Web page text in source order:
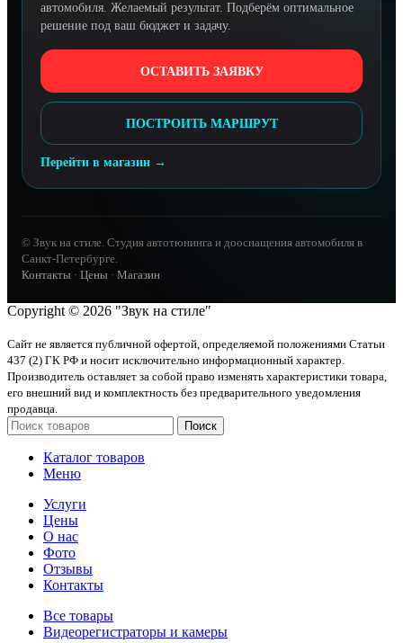
автомобиля. Желаемый результат. Подберём оптимальное
решение под ваш бюджет и задачу.
ОСТАВИТЬ ЗАЯВКУ
ПОСТРОИТЬ МАРШРУТ
Перейти в магазин →
© Звук на стиле. Студия автотюнинга и дооснащения автомобиля в
Санкт-Петербурге.
Контакты · Цены · Магазин
Copyright © 2026 "Звук на стиле"
Сайт не является публичной офертой, определяемой положениями Статьи
437 (2) ГК РФ и носит исключительно информационный характер.
Производитель оставляет за собой право изменять характеристики товара,
его внешний вид и комплектность без предварительного уведомления
продавца.
Поиск
Каталог товаров
Меню
Услуги
Цены
О нас
Фото
Отзывы
Контакты
Все товары
Видеорегистраторы и камеры